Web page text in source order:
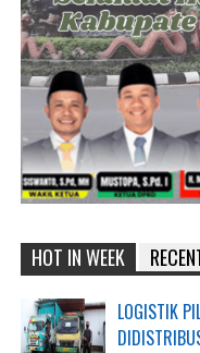
HOT IN WEEK
LOGISTIK